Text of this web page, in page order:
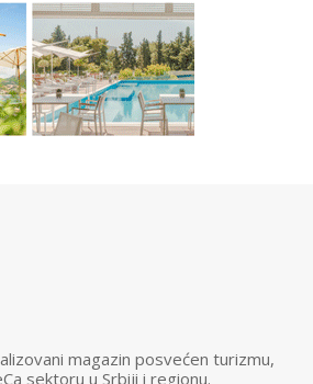
magazin posvećen turizmu,
sektoru u Srbiji i regionu.